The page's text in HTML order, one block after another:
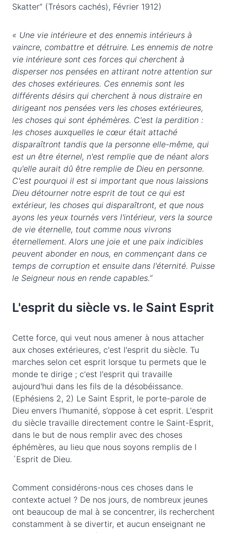
Skatter” (Trésors cachés), Février 1912)
« Une vie intérieure et des ennemis intérieurs à
vaincre, combattre et détruire. Les ennemis de notre
vie intérieure sont ces forces qui cherchent à
disperser nos pensées en attirant notre attention sur
des choses extérieures. Ces ennemis sont les
différents désirs qui cherchent à nous distraire en
dirigeant nos pensées vers les choses extérieures,
les choses qui sont éphémères. C'est la perdition :
les choses auxquelles le cœur était attaché
disparaîtront tandis que la personne elle-même, qui
est un être éternel, n'est remplie que de néant alors
qu'elle aurait dû être remplie de Dieu en personne.
C'est pourquoi il est si important que nous laissions
Dieu détourner notre esprit de tout ce qui est
extérieur, les choses qui disparaîtront, et que nous
ayons les yeux tournés vers l'intérieur, vers la source
de vie éternelle, tout comme nous vivrons
éternellement. Alors une joie et une paix indicibles
peuvent abonder en nous, en commençant dans ce
temps de corruption et ensuite dans l'éternité. Puisse
le Seigneur nous en rende capables.”
L'esprit du siècle vs. le Saint Esprit
Cette force, qui veut nous amener à nous attacher
aux choses extérieures, c'est l'esprit du siècle. Tu
marches selon cet esprit lorsque tu permets que le
monde te dirige ; c'est l'esprit qui travaille
aujourd'hui dans les fils de la désobéissance.
(Ephésiens 2, 2) Le Saint Esprit, le porte-parole de
Dieu envers l'humanité, s’oppose à cet esprit. L'esprit
du siècle travaille directement contre le Saint-Esprit,
dans le but de nous remplir avec des choses
éphémères, au lieu que nous soyons remplis de l
´Esprit de Dieu.
Comment considérons-nous ces choses dans le
contexte actuel ? De nos jours, de nombreux jeunes
ont beaucoup de mal à se concentrer, ils recherchent
constamment à se divertir, et aucun enseignant ne